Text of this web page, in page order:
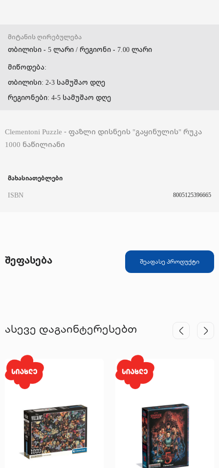
მიტანის ღირებულება
თბილისი - 5 ლარი / რეგიონი - 7.00 ლარი
მიწოდება:
თბილისი: 2-3 სამუშაო დღე
რეგიონები: 4-5 სამუშაო დღე
Clementoni Puzzle - ფაზლი დისნეის "გაყინულის" რუკა
1000 ნაწილიანი
მახასიათებლები
ISBN 8005125396665
შეფასება შეაფასე პროდუქტი
ასევე დაგაინტერესებთ